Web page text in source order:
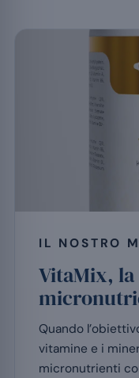
IL NOSTRO
VitaMix, la
Quando
vitamine e i
micronutrienti